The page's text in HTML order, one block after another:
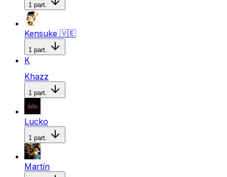
1 part.
Kensuke 🇻🇪
1 part.
K
Khazz
1 part.
Lucko
1 part.
Martín